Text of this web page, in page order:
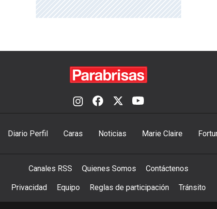
Diario Perfil Caras Noticias Marie Claire
Canales RSS Quienes Somos Contáctenos
Privacidad Equipo Reglas de participación Tránsito